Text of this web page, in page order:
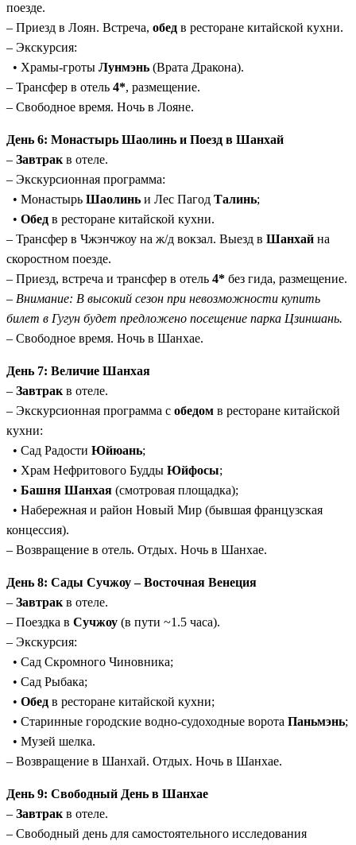
поезде.
– Приезд в Лоян. Встреча, обед в ресторане китайской кухни.
– Экскурсия:
• Храмы-гроты Лунмэнь (Врата Дракона).
– Трансфер в отель 4*, размещение.
– Свободное время. Ночь в Лояне.
День 6: Монастырь Шаолинь и Поезд в Шанхай
– Завтрак в отеле.
– Экскурсионная программа:
• Монастырь Шаолинь и Лес Пагод Талинь;
• Обед в ресторане китайской кухни.
– Трансфер в Чжэнчжоу на ж/д вокзал. Выезд в Шанхай на
скоростном поезде.
– Приезд, встреча и трансфер в отель 4* без гида, размещение.
– Внимание: В высокий сезон при невозможности купить
билет в Гугун будет предложено посещение парка Цзиншань.
– Свободное время. Ночь в Шанхае.
День 7: Величие Шанхая
– Завтрак в отеле.
– Экскурсионная программа с обедом в ресторане китайской
кухни:
• Сад Радости Юйюань;
• Храм Нефритового Будды Юйфосы;
• Башня Шанхая (смотровая площадка);
• Набережная и район Новый Мир (бывшая французская
концессия).
– Возвращение в отель. Отдых. Ночь в Шанхае.
День 8: Сады Сучжоу – Восточная Венеция
– Завтрак в отеле.
– Поездка в Сучжоу (в пути ~1.5 часа).
– Экскурсия:
• Сад Скромного Чиновника;
• Сад Рыбака;
• Обед в ресторане китайской кухни;
• Старинные городские водно-судоходные ворота Паньмэнь;
• Музей шелка.
– Возвращение в Шанхай. Отдых. Ночь в Шанхае.
День 9: Свободный День в Шанхае
– Завтрак в отеле.
– Свободный день для самостоятельного исследования